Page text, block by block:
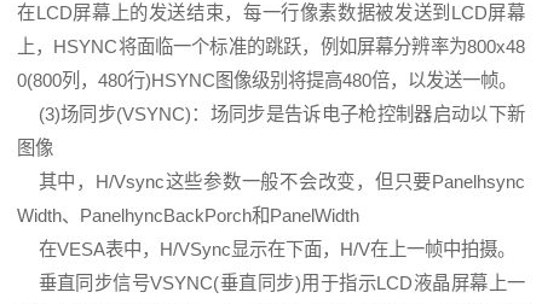
在LCD屏幕上的发送结束，每一行像素数据被发送到LCD屏幕
上，HSYNC将面临一个标准的跳跃，例如屏幕分辨率为800x48
0(800列，480行)HSYNC图像级别将提高480倍，以发送一帧。
(3)场同步(VSYNC)：场同步是告诉电子枪控制器启动以下新
图像
其中，H/Vsync这些参数一般不会改变，但只要Panelhsync
Width、PanelhyncBackPorch和PanelWidth
在VESA表中，H/VSync显示在下面，H/V在上一帧中拍摄。
垂直同步信号VSYNC(垂直同步)用于指示LCD液晶屏幕上一